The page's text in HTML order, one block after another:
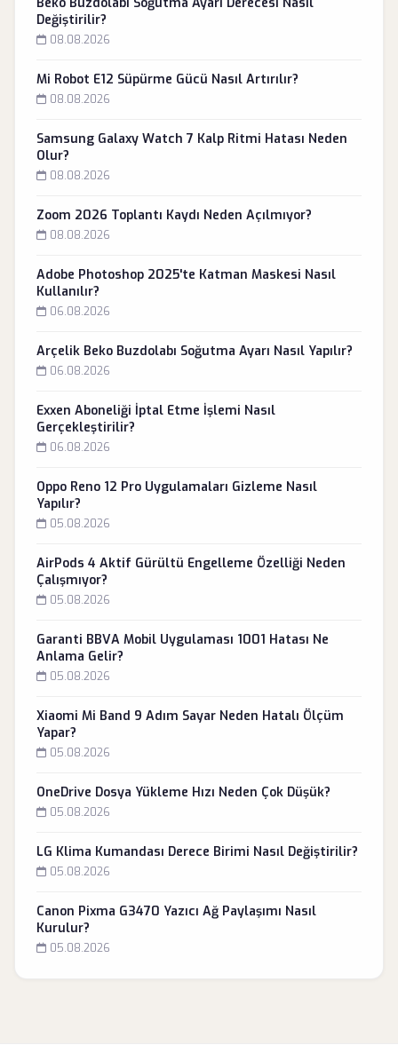
Değiştirilir?
08.08.2026
Mi Robot E12 Süpürme Gücü Nasıl Artırılır?
08.08.2026
Samsung Galaxy Watch 7 Kalp Ritmi Hatası Neden
Olur?
08.08.2026
Zoom 2026 Toplantı Kaydı Neden Açılmıyor?
08.08.2026
Adobe Photoshop 2025'te Katman Maskesi Nasıl
Kullanılır?
06.08.2026
Arçelik Beko Buzdolabı Soğutma Ayarı Nasıl Yapılır?
06.08.2026
Exxen Aboneliği İptal Etme İşlemi Nasıl
Gerçekleştirilir?
06.08.2026
Oppo Reno 12 Pro Uygulamaları Gizleme Nasıl
Yapılır?
05.08.2026
AirPods 4 Aktif Gürültü Engelleme Özelliği Neden
Çalışmıyor?
05.08.2026
Garanti BBVA Mobil Uygulaması 1001 Hatası Ne
Anlama Gelir?
05.08.2026
Xiaomi Mi Band 9 Adım Sayar Neden Hatalı Ölçüm
Yapar?
05.08.2026
OneDrive Dosya Yükleme Hızı Neden Çok Düşük?
05.08.2026
LG Klima Kumandası Derece Birimi Nasıl Değiştirilir?
05.08.2026
Canon Pixma G3470 Yazıcı Ağ Paylaşımı Nasıl
Kurulur?
05.08.2026